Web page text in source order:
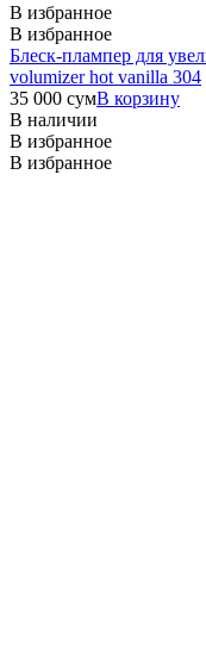
В избранное
В избранное
Блеск-плампер для
volumizer hot vanilla 304
35 000 сумВ корзину
В наличии
В избранное
В избранное